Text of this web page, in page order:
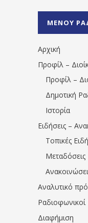
ΜΕΝΟΥ
Αρχική
Προφίλ –
Προφίλ –
Δημοτική
Ιστορία
Ειδήσεις –
Τοπικές
Μεταδόσεις
Αναλυτικό
Διαφήμιση